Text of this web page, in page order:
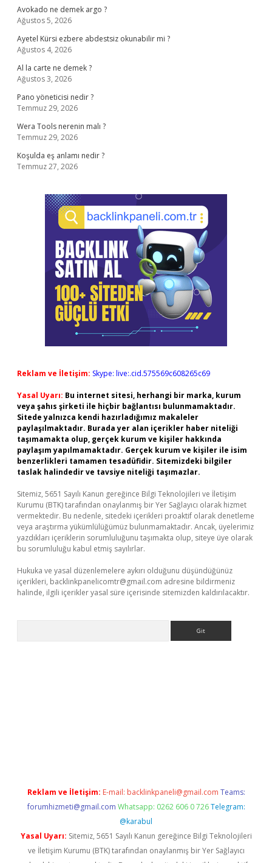
Avokado ne demek argo ?
Ağustos 5, 2026
Ayetel Kürsi ezbere abdestsiz okunabilir mi ?
Ağustos 4, 2026
Al la carte ne demek ?
Ağustos 3, 2026
Pano yöneticisi nedir ?
Temmuz 29, 2026
Wera Tools nerenin malı ?
Temmuz 29, 2026
Koşulda eş anlamı nedir ?
Temmuz 27, 2026
Reklam ve İletişim: Skype: live:.cid.575569c608265c69
Yasal Uyarı: Bu internet sitesi, herhangi bir marka, kurum
veya şahıs şirketi ile hiçbir bağlantısı bulunmamaktadır.
Sitede yalnızca kendi hazırladığımız makaleler
paylaşılmaktadır. Burada yer alan içerikler haber niteliği
taşımamakta olup, gerçek kurum ve kişiler hakkında
paylaşım yapılmamaktadır. Gerçek kurum ve kişiler ile isim
benzerlikleri tamamen tesadüfidir. Sitemizdeki bilgiler
taslak halindedir ve tavsiye niteliği taşımazlar.
Sitemiz, 5651 Sayılı Kanun gereğince Bilgi Teknolojileri ve İletişim
Kurumu (BTK) tarafından onaylanmış bir Yer Sağlayıcı olarak hizmet
vermektedir. Bu nedenle, sitedeki içerikleri proaktif olarak denetleme
veya araştırma yükümlülüğümüz bulunmamaktadır. Ancak, üyelerimiz
yazdıkları içeriklerin sorumluluğunu taşımakta olup, siteye üye olarak
bu sorumluluğu kabul etmiş sayılırlar.
Hukuka ve yasal düzenlemelere aykırı olduğunu düşündüğünüz
içerikleri, backlinkpanelicomtr@gmail.com adresine bildirmeniz
halinde, ilgili içerikler yasal süre içerisinde sitemizden kaldırılacaktır.
Reklam ve İletişim: E-mail: backlinkpaneli@gmail.com Teams:
forumhizmeti@gmail.com Whatsapp: 0262 606 0 726 Telegram:
@karabul
Yasal Uyarı: Sitemiz, 5651 Sayılı Kanun gereğince Bilgi Teknolojileri
ve İletişim Kurumu (BTK) tarafından onaylanmış bir Yer Sağlayıcı